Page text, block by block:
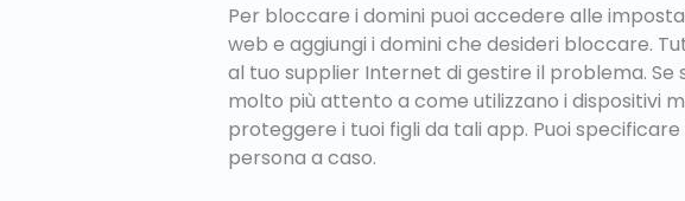
Per bloccare i domini puoi accedere alle
web e aggiungi i domini che desideri bloccare.
al tuo supplier Internet di gestire il problema.
molto più attento a come utilizzano i dispositivi
proteggere i tuoi figli da tali app. Puoi
persona a caso.